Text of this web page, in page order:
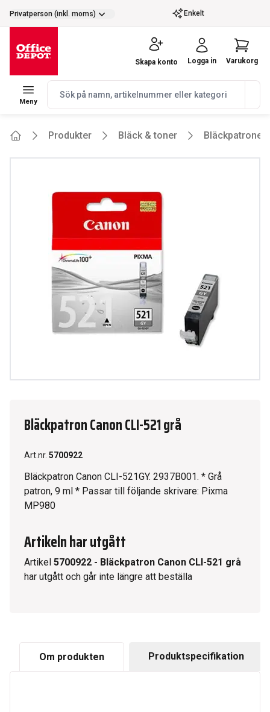
selector.vat
Privatperson (inkl. moms) Enkelt
Meny
navbar.quicksearch.label
Skapa konto Logga in Varukorg
Produkter Bläck & toner Bläckpatroner
Bläckpatron Canon CLI-521 grå
Art.nr. 5700922
Bläckpatron Canon CLI-521GY. 2937B001. * Grå
patron, 9 ml * Passar till följande skrivare: Pixma
MP980
Artikeln har utgått
Artikel 5700922 - Bläckpatron Canon CLI-521 grå
har utgått och går inte längre att beställa
Om produkten Produktspecifikation